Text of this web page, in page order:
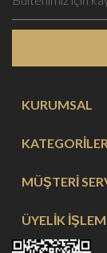
KURUMSAL
KATEGORİLER
MÜŞTERİ
ÜYELİK